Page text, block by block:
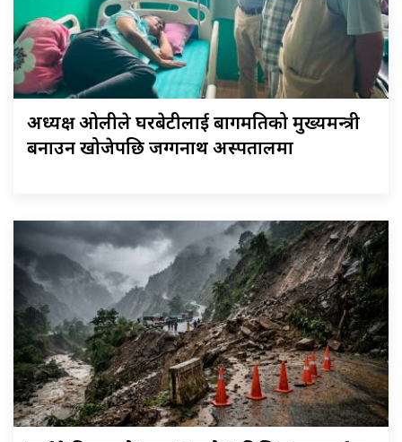
अध्यक्ष ओलीले घरबेटीलाई बागमतिको मुख्यमन्त्री
बनाउन खोजेपछि जग्गनाथ अस्पतालमा